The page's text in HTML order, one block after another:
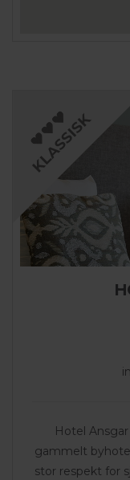
Hotel
gammelt
stor respekt for